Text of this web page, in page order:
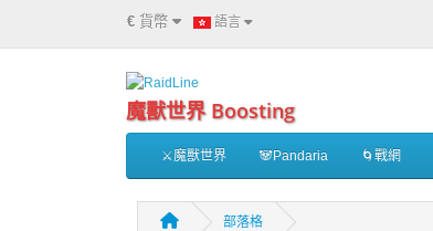
€ 貨幣 語言
魔獸世界 Boosting
⚔️魔獸世界 🐼Pandaria 🌀戰網
部落格